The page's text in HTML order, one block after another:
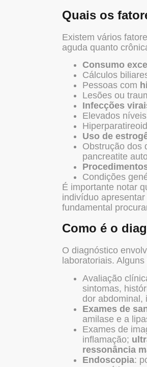
Quais os
Existem vários
aguda quanto
Consumo
Cálculos
Pessoas com
Lesões ou
Infecções
Elevados
Uso de
Obstrução dos
pancreatite
Condições
É importante notar
indivíduo
fundamental
Como é o
O diagnóstico
laboratoriais.
Avaliação
sintomas,
dor abdominal,
Exames de
amilase e a
Exames de
inflamação;
ressonância
Endoscopia: